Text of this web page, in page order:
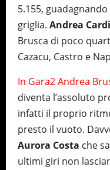
5.155,
griglia. Andrea
Brusca di poco
Cazacu, Castro e
In Gara2 Andrea
diventa l’assoluto
infatti il proprio
presto il vuoto.
Aurora Costa che
ultimi giri non